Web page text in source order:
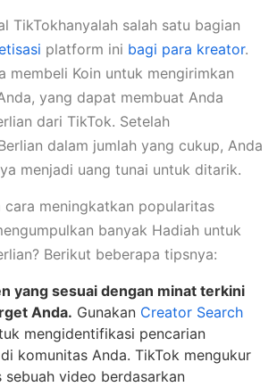
TikTokhanyalah salah satu bagian
platform ini bagi para kreator.
membeli Koin untuk mengirimkan
yang dapat membuat Anda
dari TikTok. Setelah
dalam jumlah yang cukup, Anda
menjadi uang tunai untuk ditarik.
cara meningkatkan popularitas
banyak Hadiah untuk
Berikut beberapa tipsnya:
yang sesuai dengan minat terkini
Anda. Gunakan Creator Search
mengidentifikasi pencarian
komunitas Anda. TikTok mengukur
sebuah video berdasarkan